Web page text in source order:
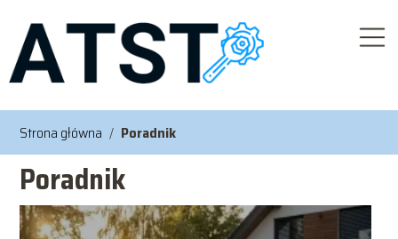
Strona główna / Poradnik
Poradnik